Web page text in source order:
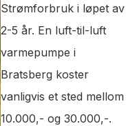
Strømforbruk i løpet av
2-5 år. En luft-til-luft
varmepumpe i
Bratsberg koster
vanligvis et sted mellom
10.000,- og 30.000,-.